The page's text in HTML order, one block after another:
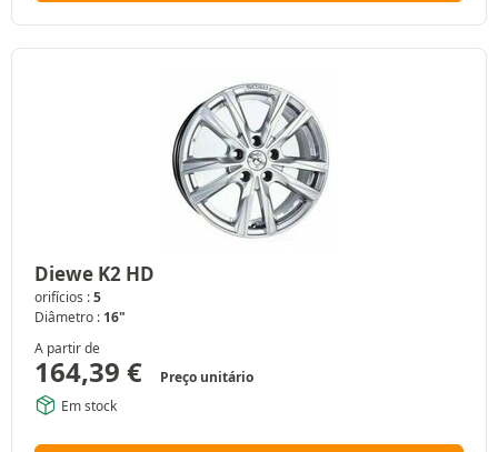
Diewe K2 HD
orifícios :5
Diâmetro : 16"
A partir de
164,39 €
Preço unitário
Em stock